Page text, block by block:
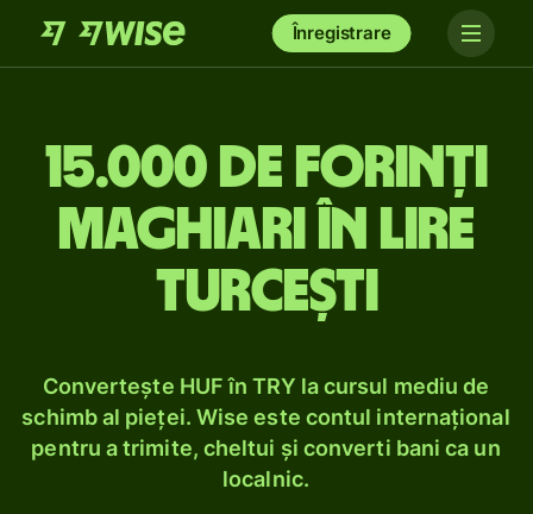
Înregistrare
15.000 de forinți
maghiari în lire
turcești
Convertește HUF în TRY la cursul mediu de
schimb al pieței. Wise este contul internațional
pentru a trimite, cheltui și converti bani ca un
localnic.